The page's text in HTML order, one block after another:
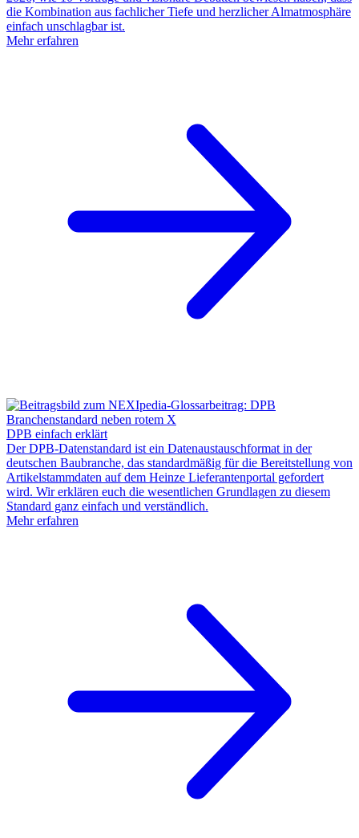
die Kombination aus fachlicher Tiefe und herzlicher Almatmosphäre
einfach unschlagbar ist.
Mehr erfahren
DPB einfach erklärt
Der DPB-Datenstandard ist ein Datenaustauschformat in der
deutschen Baubranche, das standardmäßig für die Bereitstellung von
Artikelstammdaten auf dem Heinze Lieferantenportal gefordert
wird. Wir erklären euch die wesentlichen Grundlagen zu diesem
Standard ganz einfach und verständlich.
Mehr erfahren